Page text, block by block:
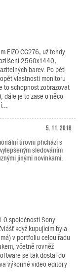
EIZO CG276, už tehdy
2560x1440,
barev. Po pěti
vlastnosti monitoru
to schopnost zobrazovat
dále je to zase o něco
5. 11. 2018
úrovni přichází s
sledováním
jinými novinkami.
společností Sony
když kupujícím byla
v portfoliu celou řadu
včetně rovněž
se tak dostal do
výkonné video editory